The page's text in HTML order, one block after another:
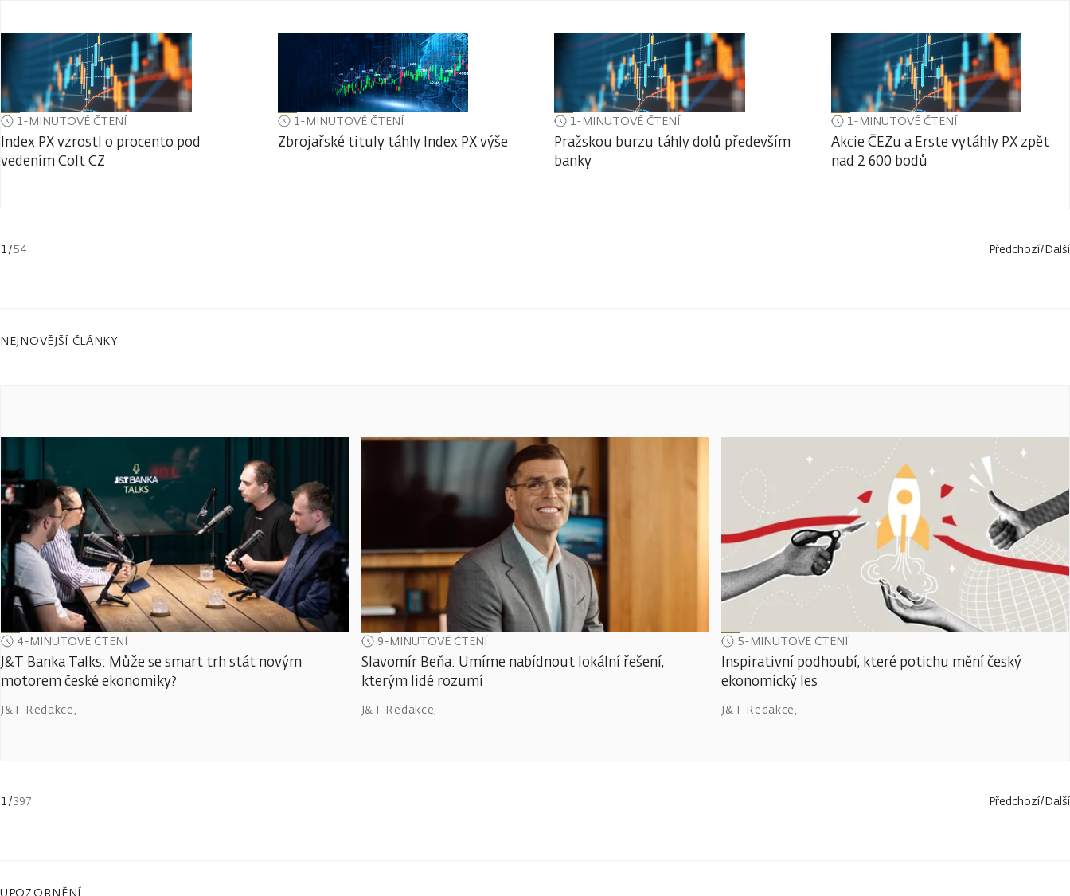
1-MINUTOVÉ ČTENÍ
Index PX vzrostl o procento pod
vedením Colt CZ
1-MINUTOVÉ ČTENÍ
Zbrojařské tituly táhly Index PX výše
1-MINUTOVÉ ČTENÍ
Pražskou burzu táhly dolů především
banky
1-MINUTOVÉ ČTENÍ
Akcie ČEZu a Erste vytáhly PX zpět
nad 2 600 bodů
1 /54 Předchozí/Další
NEJNOVĚJŠÍ ČLÁNKY
4-MINUTOVÉ ČTENÍ
J&T Banka Talks: Může se smart trh stát novým
motorem české ekonomiky?
J&T Redakce,
9-MINUTOVÉ ČTENÍ
Slavomír Beňa: Umíme nabídnout lokální řešení,
kterým lidé rozumí
J&T Redakce,
5-MINUTOVÉ ČTENÍ
Inspirativní podhoubí, které potichu mění český
ekonomický les
J&T Redakce,
1/397 Předchozí/Další
UPOZORNĚNÍ